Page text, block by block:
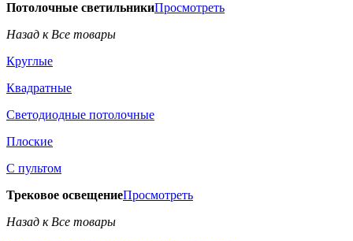
Потолочные светильникиПросмотреть
Назад к Все товары
Круглые
Квадратные
Светодиодные потолочные
Плоские
С пультом
Трековое освещениеПросмотреть
Назад к Все товары